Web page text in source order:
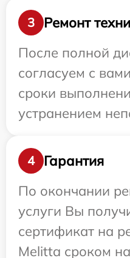
3
Ремонт
После полной
согласуем с
сроки
устранением
4
Гарантия
По окончании
услуги Вы
сертификат на
Melitta сроком